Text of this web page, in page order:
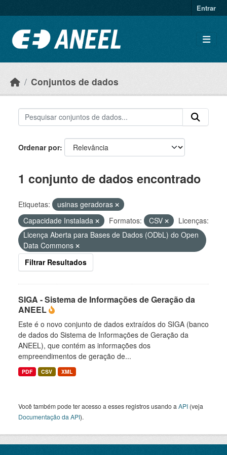
Entrar
Conjuntos de dados
Ordenar por
1 conjunto de dados encontrado
Etiquetas:
usinas geradoras
Capacidade Instalada
Formatos: CSV
Licenças:
Licença Aberta para Bases de Dados (ODbL) do Open
Data Commons
Filtrar Resultados
SIGA - Sistema de Informações de Geração da
ANEEL
Este é o novo conjunto de dados extraídos do SIGA (banco
de dados do Sistema de Informações de Geração da
ANEEL), que contém as informações dos
empreendimentos de geração de...
PDF CSV XML
Você também pode ter acesso a esses registros usando a API (veja
Documentação da API).